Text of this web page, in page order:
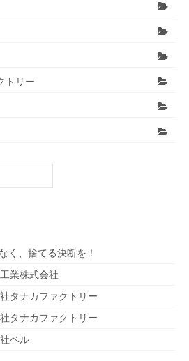
トリー
く、捨てる決断を！
業株式会社
タナカファクトリー
タナカファクトリー
ベル